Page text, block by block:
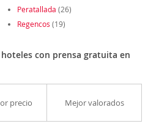
Peratallada (26)
Regencos (19)
con prensa gratuita en
precio Mejor valorados